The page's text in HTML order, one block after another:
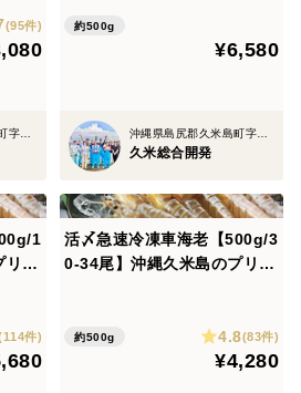
勿論ですが、しゃぶしゃぶ、天ぷ
の注意点（良くお読み下さ
お届け指定時間、の両方を設定
【真
(95件)
沖縄県島尻郡久米島町字北原
m】【真空パック】【お刺身
可】【専用化粧箱】【熨斗可
約500g
¥6,580
沖縄県島尻郡久米島町字北原
久米総合開発
1
リっ
可】
※名
件)
活〆急速冷凍車海老【500g/3
0-34尾】沖縄久米島のプリっ
【真空パック】【お刺身可】
【専用化粧箱】【熨斗可※名
約500g 4.8(83件)
¥4,280